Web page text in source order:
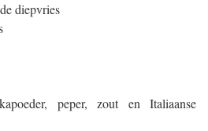
diepvries
peper, zout en Italiaanse